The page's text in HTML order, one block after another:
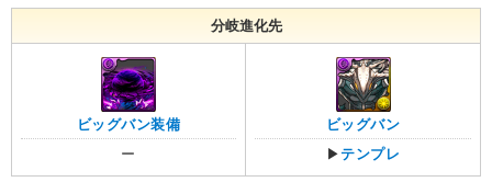
分岐進化先
ビッグバン装備
ー
ビッグバン
▶テンプレ